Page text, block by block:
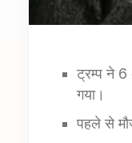
ट्रम्प ने 6
गया।
पहले से